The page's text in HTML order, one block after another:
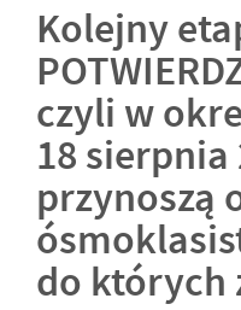
Kolejny
czyli w
18 sierpnia
przynoszą
do których